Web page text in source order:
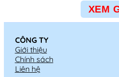
CÔNG TY
Giới thiệu
Chính sách
Liên hệ